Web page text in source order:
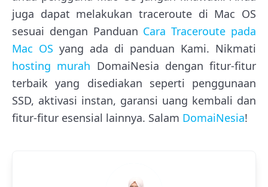
juga dapat melakukan traceroute di Mac OS
sesuai dengan Panduan Cara Traceroute pada
Mac OS yang ada di panduan Kami. Nikmati
hosting murah DomaiNesia dengan fitur-fitur
terbaik yang disediakan seperti penggunaan
SSD, aktivasi instan, garansi uang kembali dan
fitur-fitur esensial lainnya. Salam DomaiNesia!